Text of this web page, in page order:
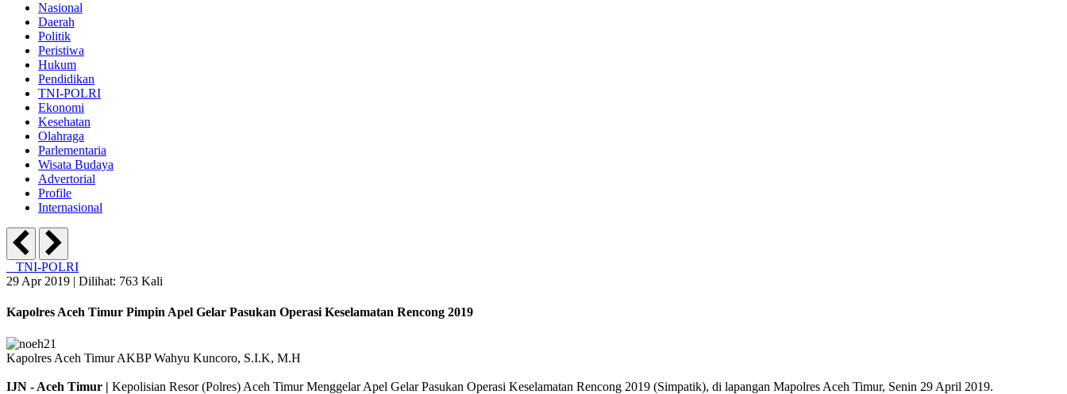
Nasional
Daerah
Politik
Peristiwa
Hukum
Pendidikan
TNI-POLRI
Ekonomi
Kesehatan
Olahraga
Parlementaria
Wisata Budaya
Advertorial
Profile
Internasional
TNI-POLRI
29 Apr 2019 | Dilihat: 763 Kali
Kapolres Aceh Timur Pimpin Apel Gelar Pasukan Operasi Keselamatan Rencong 2019
Kapolres Aceh Timur AKBP Wahyu Kuncoro, S.I.K, M.H
IJN - Aceh Timur | Kepolisian Resor (Polres) Aceh Timur Menggelar Apel Gelar Pasukan Operasi Keselamatan Rencong 2019 (Simpatik), di lapangan Mapolres Aceh Timur, Senin 29 April 2019.